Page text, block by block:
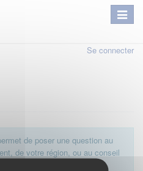
Se connecter
de poser une question au
de votre région, ou au conseil